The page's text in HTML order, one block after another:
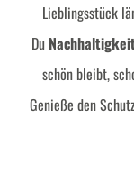
Lieblingsstück
Du
schön bleibt,
Genieße den